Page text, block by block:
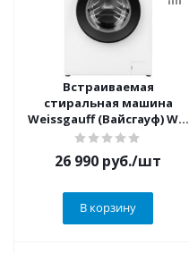
Встраиваемая
стиральная машина
Weissgauff (Вайсгауф) WM
45127 DC Inverter Steam
26 990 руб./шт
В корзину